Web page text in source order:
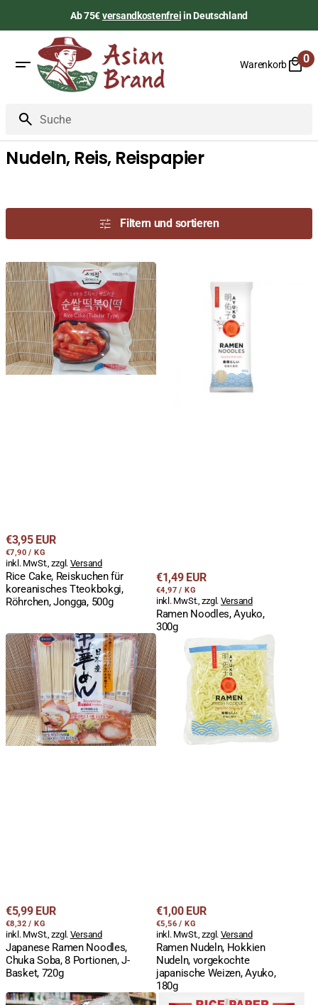
springen
Ab 75€versandkostenfreiin Deutschland
Suche
Warenkorb 00
Nudeln, Reis, Reispapier
Filtern und sortieren
Rice
Cake,
Reiskuchen
für
koreanisches
Tteokbokgi,
Röhrchen,
Jongga,
500g
Regulärer
Preis
€3,95 EUR
STÜCKPREIS
€7,90 / PRO
KG
inkl. MwSt., zzgl. Versand
Rice Cake, Reiskuchen für
koreanisches Tteokbokgi,
Röhrchen, Jongga, 500g
Ramen
Noodles,
Ayuko,
300g
Regulärer
Preis
€1,49 EUR
STÜCKPREIS
€4,97 / PRO
KG
inkl. MwSt., zzgl. Versand
Ramen Noodles, Ayuko,
300g
Japanese
Ramen
Noodles,
Chuka
Soba,
8
Portionen,
J-
Basket,
Regulärer
Preis
€5,99 EUR
STÜCKPREIS
€8,32 / PRO
KG
inkl. MwSt., zzgl. Versand
Japanese Ramen Noodles,
Chuka Soba, 8 Portionen, J-
Basket, 720g
Ramen
Nudeln,
Hokkien
Nudeln,
vorgekochte
japanische
Weizen,
Ayuko,
180g
Regulärer
Preis
€1,00 EUR
STÜCKPREIS
€5,56 / PRO
KG
inkl. MwSt., zzgl. Versand
Ramen Nudeln, Hokkien
Nudeln, vorgekochte
japanische Weizen, Ayuko,
180g
Udon
Reispapier,